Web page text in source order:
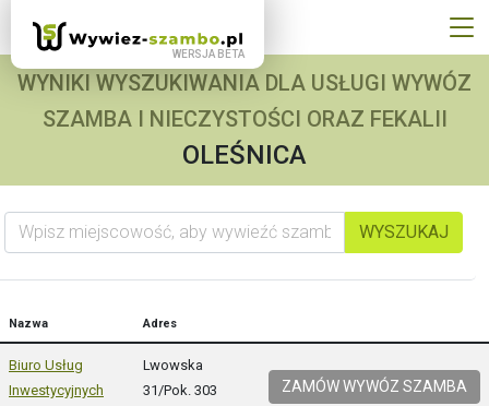
WYNIKI WYSZUKIWANIA DLA USŁUGI WYWÓZ
SZAMBA I NIECZYSTOŚCI ORAZ FEKALII
OLEŚNICA
Wpisz miejscowość, aby wywieźć szambo
WYSZUKAJ
Nazwa Adres
Biuro Usług
Inwestycyjnych
Lwowska
31/Pok. 303
ZAMÓW WYWÓZ SZAMBA